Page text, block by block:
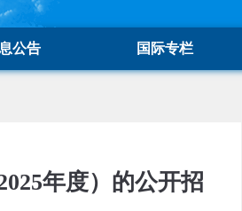
公告 国际专栏
年度）的公开招